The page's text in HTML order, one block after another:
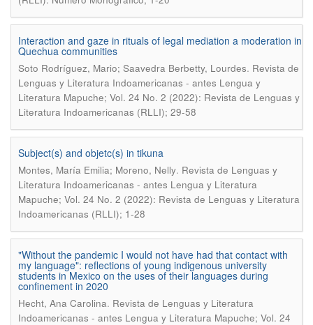
Interaction and gaze in rituals of legal mediation a moderation in
Quechua communities
Soto Rodríguez, Mario; Saavedra Berbetty, Lourdes. Revista de
Lenguas y Literatura Indoamericanas - antes Lengua y
Literatura Mapuche; Vol. 24 No. 2 (2022): Revista de Lenguas y
Literatura Indoamericanas (RLLI); 29-58
Subject(s) and objetc(s) in tikuna
Montes, María Emilia; Moreno, Nelly. Revista de Lenguas y
Literatura Indoamericanas - antes Lengua y Literatura
Mapuche; Vol. 24 No. 2 (2022): Revista de Lenguas y Literatura
Indoamericanas (RLLI); 1-28
"Without the pandemic I would not have had that contact with
my language": reflections of young indigenous university
students in Mexico on the uses of their languages during
confinement in 2020
Hecht, Ana Carolina. Revista de Lenguas y Literatura
Indoamericanas - antes Lengua y Literatura Mapuche; Vol. 24